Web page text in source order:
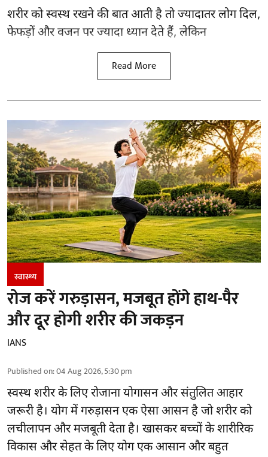
शरीर को स्वस्थ रखने की बात आती है तो ज्यादातर लोग दिल,
फेफड़ों और वजन पर ज्यादा ध्यान देते हैं, लेकिन
Read More
स्वास्थ्य
रोज करें गरुड़ासन, मजबूत होंगे हाथ-पैर
और दूर होगी शरीर की जकड़न
IANS
Published on:04 Aug 2026, 5:30 pm
स्वस्थ शरीर के लिए रोजाना योगासन और संतुलित आहार
जरूरी है। योगमें गरुड़ासन एक ऐसा आसन है जो शरीर को
लचीलापन और मजबूती देता है। खासकर बच्चों के शारीरिक
विकास और सेहत के लिए योग एक आसान और बहुत